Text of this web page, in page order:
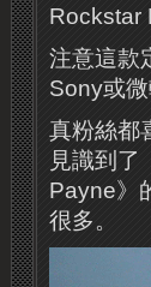
Rockstar
注意這款
Sony或
真粉絲都
見識到了​​
Payne》
很多。